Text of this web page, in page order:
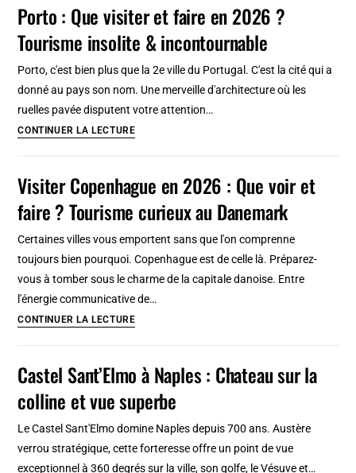
Ecosse
visiter
et
en
Tourisme
en
Ecosse
Porto : Que visiter et faire en 2026 ?
Tourisme insolite & incontournable
Porto, c'est bien plus que la 2e ville du Portugal. C'est la cité qui a
donné au pays son nom. Une merveille d'architecture où les
ruelles pavée disputent votre attention…
CONTINUER LA LECTUREPorto
visiter
et
en
2026
insolite
incontournable
Visiter Copenhague en 2026 : Que voir et
faire ? Tourisme curieux au Danemark
Certaines villes vous emportent sans que l'on comprenne
toujours bien pourquoi. Copenhague est de celle là. Préparez-
vous à tomber sous le charme de la capitale danoise. Entre
l'énergie communicative de…
CONTINUER LA LECTUREVisiter
2026
:
Que
Castel Sant’Elmo à Naples : Chateau sur la
colline et vue superbe
Le Castel Sant'Elmo domine Naples depuis 700 ans. Austère
verrou stratégique, cette forteresse offre un point de vue
exceptionnel à 360 degrés sur la ville, son golfe, le Vésuve et…